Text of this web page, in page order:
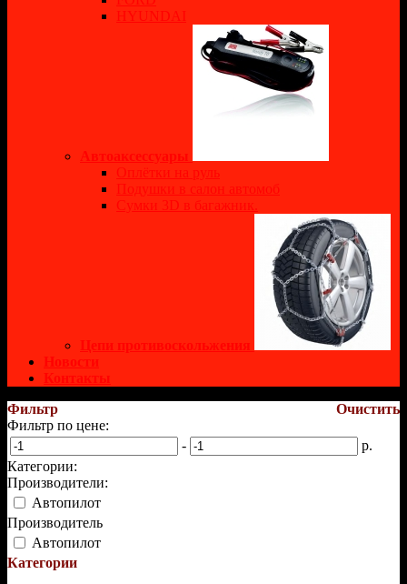
HYUNDAI
Автоаксессуары
Оплётки на руль
Подушки в салон автомоб
Сумки 3D в багажник.
Цепи противоскольжения
Новости
Контакты
Фильтр
Очистить
Фильтр по цене:
-
р.
Категории:
Производители:
Автопилот
Производитель
Автопилот
Категории